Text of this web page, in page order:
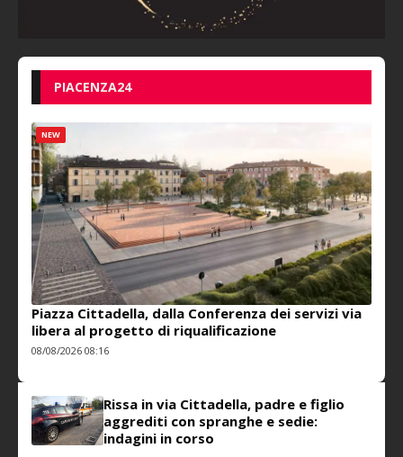
PIACENZA24
NEW
Piazza Cittadella, dalla Conferenza dei servizi via
libera al progetto di riqualificazione
08/08/2026 08:16
Rissa in via Cittadella, padre e figlio
aggrediti con spranghe e sedie:
indagini in corso